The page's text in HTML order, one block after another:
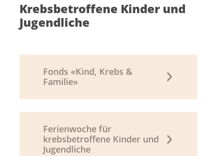
Krebsbetroffene Kinder und
Jugendliche
Fonds «Kind, Krebs &
Familie»
Ferienwoche für
krebsbetroffene Kinder und
Jugendliche